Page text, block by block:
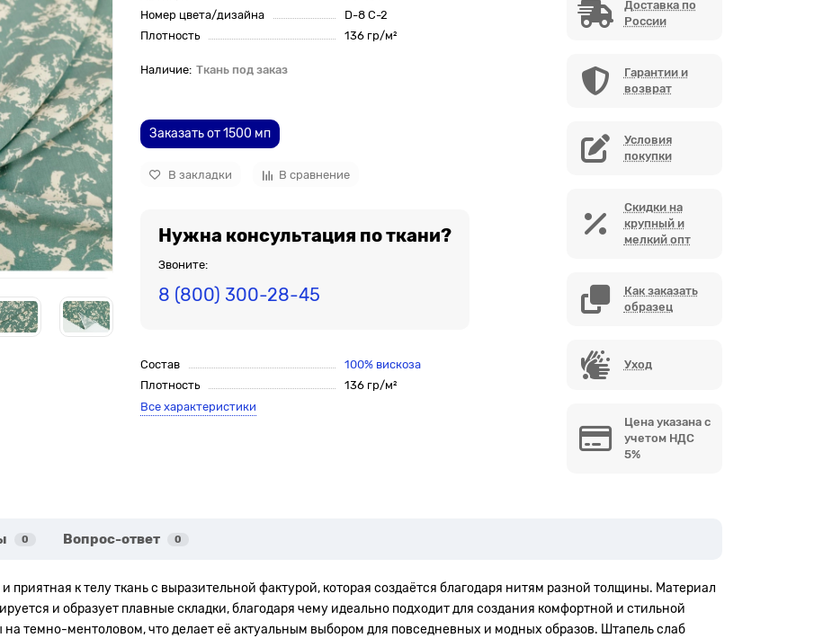
Номер цвета/дизайна
D-8 C-2
Плотность
136 гр/м²
Ткань под заказ
Заказать от 1500 мп
В закладки В сравнение
Нужна консультация по ткани?
Звоните:
8 (800) 300-28-45
Состав
100% вискоза
Плотность
136 гр/м²
Все характеристики
Доставка по
России
Гарантии и
возврат
Условия
покупки
Скидки на
крупный и
мелкий опт
Как заказать
образец
Уход
Цена указана с
учетом НДС
5%
0 Вопрос-ответ 0
и приятная к телу ткань с выразительной фактурой, которая создаётся благодаря нитям разной толщины. Материал
и образует плавные складки, благодаря чему идеально подходит для создания комфортной и стильной
темно-ментоловом, что делает её актуальным выбором для повседневных и модных образов. Штапель слаб